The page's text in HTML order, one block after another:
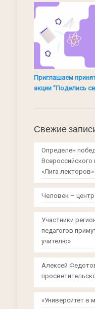
Приглашаем
акции "Поделись
Свежие
Определен
Всероссийского
«Лига лекторов»
Человек – центр
Участники
педагогов
учителю»
Алексей
«Университет в